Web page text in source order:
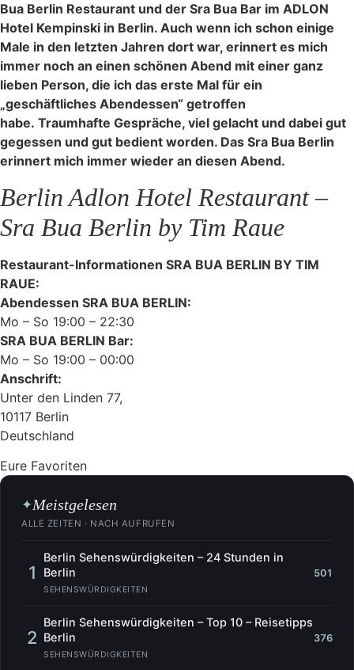
Bua Berlin Restaurant und der Sra Bua Bar im ADLON
Hotel Kempinski in Berlin. Auch wenn ich schon einige
Male in den letzten Jahren dort war, erinnert es mich
immer noch an einen schönen Abend mit einer ganz
lieben Person, die ich das erste Mal für ein
„geschäftliches Abendessen“ getroffen
habe. Traumhafte Gespräche, viel gelacht und dabei gut
gegessen und gut bedient worden. Das Sra Bua Berlin
erinnert mich immer wieder an diesen Abend.
Berlin Adlon Hotel Restaurant –
Sra Bua Berlin by Tim Raue
Restaurant-Informationen SRA BUA BERLIN BY TIM
RAUE:
Abendessen SRA BUA BERLIN:
Mo – So 19:00 – 22:30
SRA BUA BERLIN Bar:
Mo – So 19:00 – 00:00
Anschrift:
Unter den Linden 77,
10117 Berlin
Deutschland
Eure Favoriten
✦Meistgelesen
ALLE ZEITEN · NACH AUFRUFEN
1
Berlin Sehenswürdigkeiten – 24 Stunden in
Berlin
SEHENSWÜRDIGKEITEN
501
2
Berlin Sehenswürdigkeiten – Top 10 – Reisetipps
Berlin
SEHENSWÜRDIGKEITEN
376